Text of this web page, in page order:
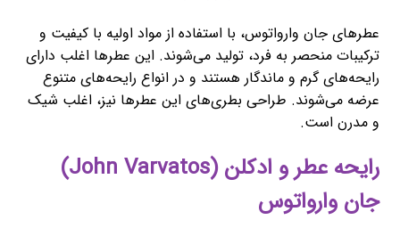
عطرهای جان وارواتوس، با استفاده از مواد اولیه با کیفیت و
ترکیبات منحصر به فرد، تولید می‌شوند. این عطرها اغلب دارای
رایحه‌های گرم و ماندگار هستند و در انواع رایحه‌های متنوع
عرضه می‌شوند. طراحی بطری‌های این عطرها نیز، اغلب شیک
و مدرن است.
رایحه عطر و ادکلن (John Varvatos)
جان وارواتوس